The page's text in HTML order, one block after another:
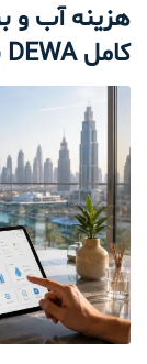
هزینه آب و
کامل DEWA برای ایرانی‌ها